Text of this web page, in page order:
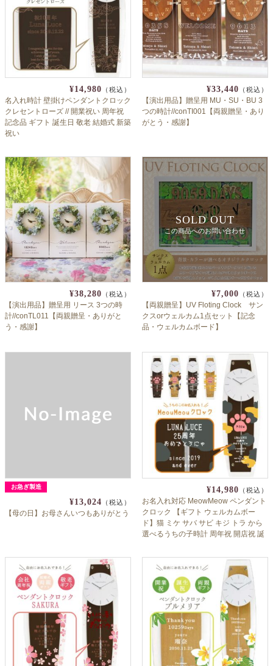
内祝い 出産祝い
会社概要
よくあるご質問
ドメイン指定受信について
お問合せ
¥14,980 （税込）
名入れ時計 壁掛けペンダントクロック
クレセントローズ // 開業祝い 周年祝
記念品 ギフト 誕生日 敬老 結婚式 新築
祝い
¥33,440 （税込）
【演出用品】贈呈用 MU・SU・BU 3
つの時計//conTI001【両親贈呈・あり
がとう・感謝】
¥38,280 （税込）
【演出用品】贈呈用 リース 3つの時
計//conTL011【両親贈呈・ありがと
う・感謝】
SOLD OUT
この商品へのお問い合わせ
¥7,000 （税込）
【両親贈呈】UV Floting Clock サン
クスorウェルカム1点セット【記念
品・ウェルカムボード】
お急ぎ製造
¥13,024 （税込）
【母の日】お母さんいつもありがとう
¥14,980 （税込）
お名入れ対応 MeowMeow ペンダント
クロック 【ギフト ウェルカムボー
ド】猫 ミケ サバ サビ キジ トラ から
選べるうちの子時計 周年祝 開店祝 誕
牌 ぬこ